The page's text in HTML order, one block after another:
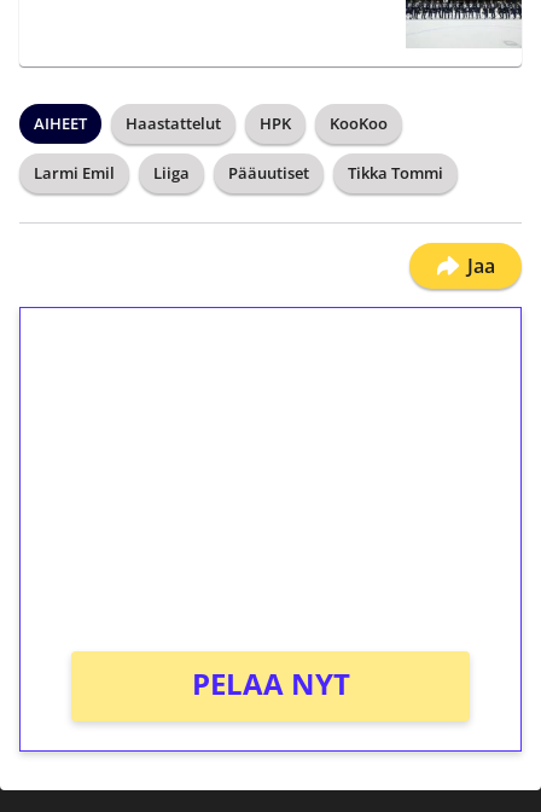
AIHEET Haastattelut HPK KooKoo
Larmi Emil Liiga Pääuutiset Tikka Tommi
Jaa
PELAA NYT